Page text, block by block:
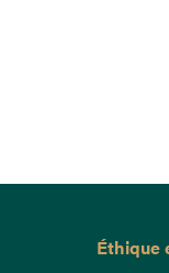
Éthique